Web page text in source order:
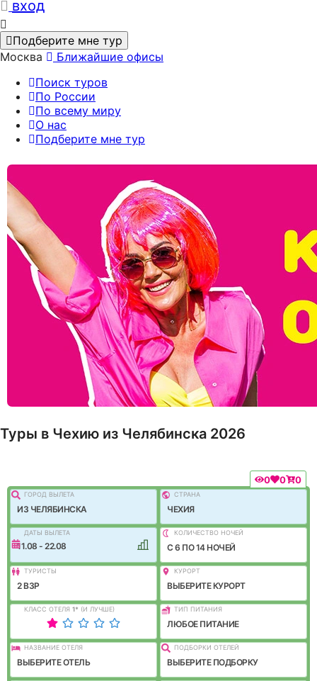
вход
Подберите мне тур
Москва
Ближайшие офисы
Поиск туров
По России
По всему миру
О нас
Подберите мне тур
Туры в Чехию из Челябинска 2026
0 0 0
ГОРОД ВЫЛEТА
ИЗ ЧЕЛЯБИНСКА
СТРАНА
ЧЕХИЯ
ДАТЫ ВЫЛЕТА
11.08 - 22.08
КОЛИЧЕСТВО НОЧЕЙ
C 6 ПО 14 НОЧЕЙ
ТУРИСТЫ
2 ВЗР
КУРОРТ
ВЫБЕРИТЕ КУРОРТ
КЛАСС ОТЕЛЯ 1* (И ЛУЧШЕ) ТИП ПИТАНИЯ
ЛЮБОЕ ПИТАНИЕ
НАЗВАНИЕ ОТЕЛЯ
ВЫБЕРИТЕ ОТЕЛЬ
ПОДБОРКИ ОТЕЛЕЙ
ВЫБЕРИТЕ ПОДБОРКУ